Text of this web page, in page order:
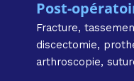
Post-
Fracture,
discectomie,
arthroscopie,